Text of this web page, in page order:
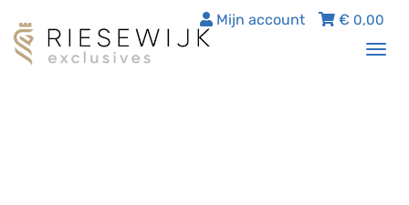
€ 0,00
Mijn account